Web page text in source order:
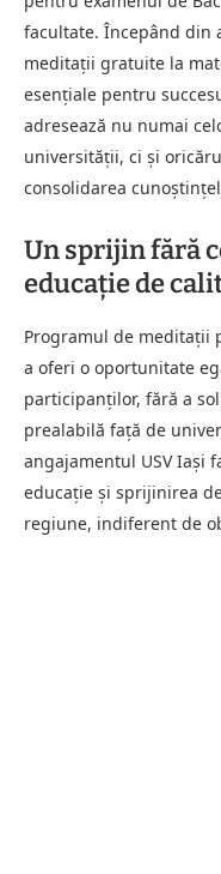
facultate. Începând din
meditații gratuite la
esențiale pentru
adresează nu numai
universității, ci și
consolidarea
Un sprijin fără
educație de
Programul de meditații
a oferi o oportunitate
participanților, fără a
prealabilă față de
angajamentul USV Iași
educație și sprijinirea
regiune, indiferent de